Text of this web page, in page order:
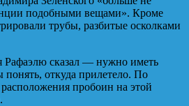
подобными вещами». Кроме
трубы, разбитые осколками
сказал — нужно иметь
откуда прилетело. По
пробоин на этой